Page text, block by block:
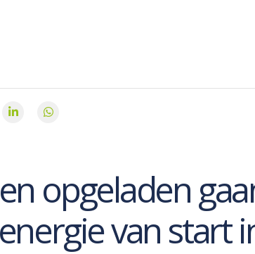
opgeladen
van start